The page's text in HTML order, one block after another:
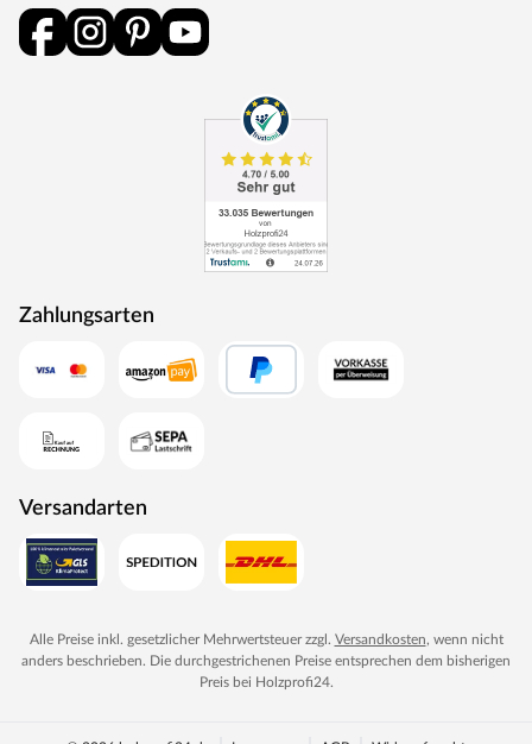
Zahlungsarten
Versandarten
Alle Preise inkl. gesetzlicher Mehrwertsteuer zzgl. Versandkosten, wenn nicht
anders beschrieben. Die durchgestrichenen Preise entsprechen dem bisherigen
Preis bei Holzprofi24.